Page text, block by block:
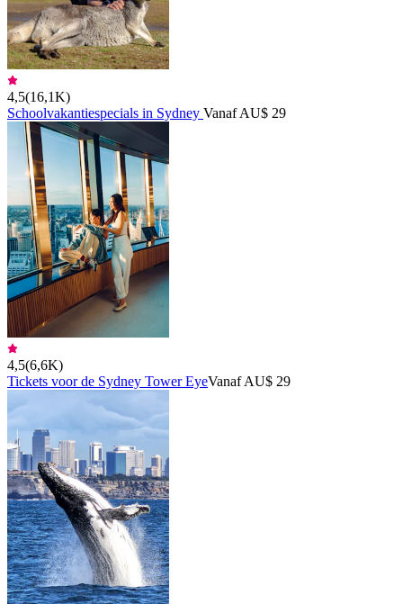
4,5(16,1K)
Schoolvakantiespecials in Sydney Vanaf AU$ 29
4,5(6,6K)
Tickets voor de Sydney Tower EyeVanaf AU$ 29